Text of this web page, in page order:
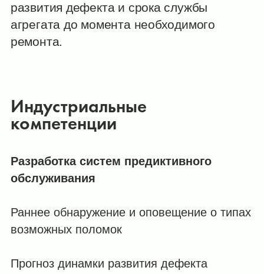
развития дефекта и срока службы
агрегата до момента необходимого
ремонта.
Индустриальные
компетенции
Разработка систем предиктивного
обслуживания
Раннее обнаружение и оповещение о типах
возможных поломок
Прогноз динамки развития дефекта